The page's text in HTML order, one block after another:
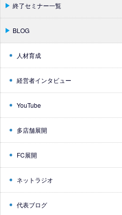
終了セミナー一覧
BLOG
人材育成
経営者インタビュー
YouTube
多店舗展開
FC展開
ネットラジオ
代表ブログ